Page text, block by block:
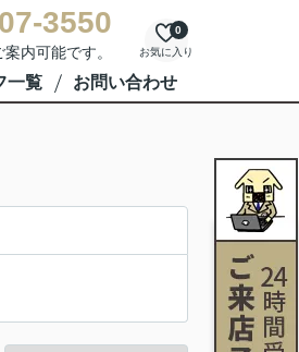
3550
内可能です。 お気に入り
0
一覧 お問い合わせ